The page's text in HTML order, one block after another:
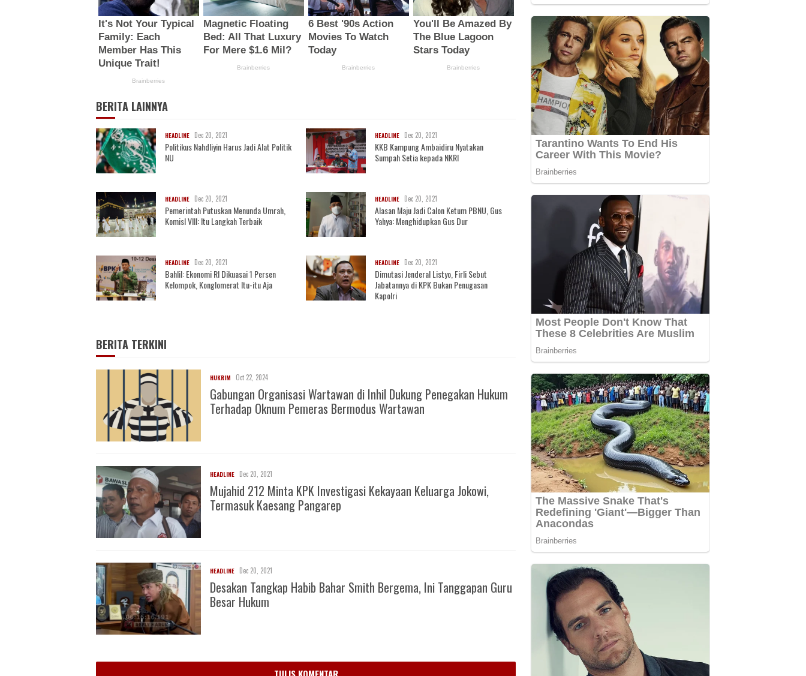
BERITA LAINNYA
HEADLINE Dec 20, 2021
Politikus Nahdliyin Harus Jadi Alat Politik
NU
HEADLINE Dec 20, 2021
KKB Kampung Ambaidiru Nyatakan
Sumpah Setia kepada NKRI
HEADLINE Dec 20, 2021
Pemerintah Putuskan Menunda Umrah,
KomisI VIII: Itu Langkah Terbaik
HEADLINE Dec 20, 2021
Alasan Maju Jadi Calon Ketum PBNU, Gus
Yahya: Menghidupkan Gus Dur
HEADLINE Dec 20, 2021
Bahlil: Ekonomi RI Dikuasai 1 Persen
Kelompok, Konglomerat Itu-itu Aja
HEADLINE Dec 20, 2021
Dimutasi Jenderal Listyo, Firli Sebut
Jabatannya di KPK Bukan Penugasan
Kapolri
BERITA TERKINI
HUKRIM Oct 22, 2024
Gabungan Organisasi Wartawan di Inhil Dukung Penegakan Hukum
Terhadap Oknum Pemeras Bermodus Wartawan
HEADLINE Dec 20, 2021
Mujahid 212 Minta KPK Investigasi Kekayaan Keluarga Jokowi,
Termasuk Kaesang Pangarep
HEADLINE Dec 20, 2021
Desakan Tangkap Habib Bahar Smith Bergema, Ini Tanggapan Guru
Besar Hukum